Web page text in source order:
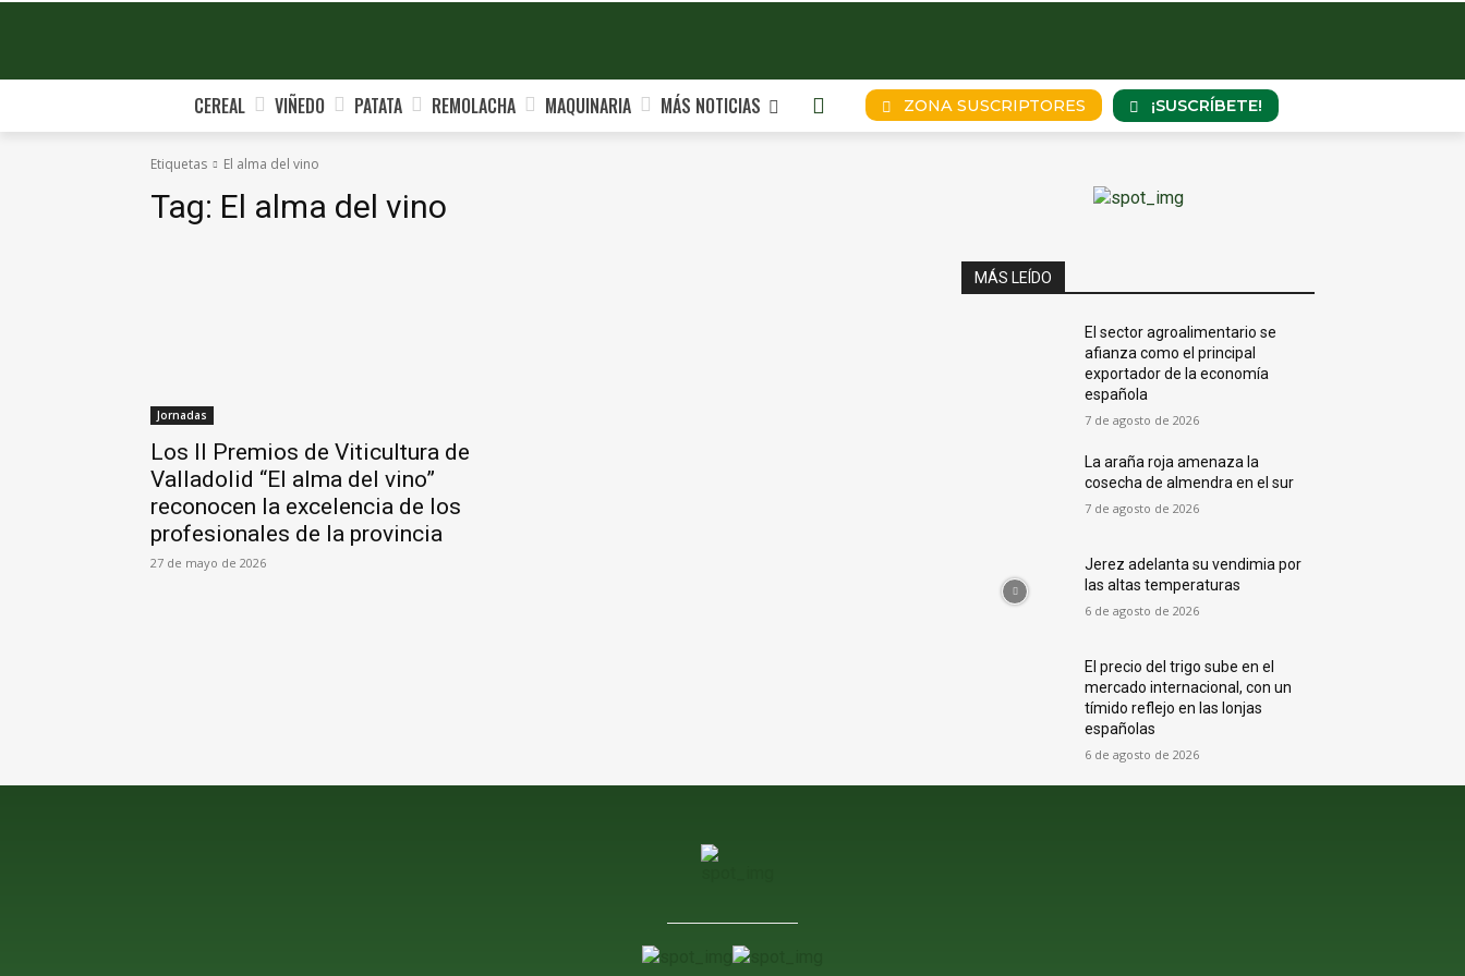
CEREAL VIÑEDO PATATA REMOLACHA MAQUINARIA MÁS NOTICIAS ZONA SUSCRIPTORES ¡SUSCRÍBETE!
Etiquetas El alma del vino
Tag: El alma del vino
Jornadas
Los II Premios de Viticultura de
Valladolid “El alma del vino”
reconocen la excelencia de los
profesionales de la provincia
27 de mayo de 2026
MÁS LEÍDO
El sector agroalimentario se
afianza como el principal
exportador de la economía
española
7 de agosto de 2026
La araña roja amenaza la
cosecha de almendra en el sur
7 de agosto de 2026
Jerez adelanta su vendimia por
las altas temperaturas
6 de agosto de 2026
El precio del trigo sube en el
mercado internacional, con un
tímido reflejo en las lonjas
españolas
6 de agosto de 2026